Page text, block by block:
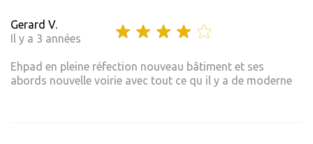
Gerard V.
Il y a 3 années
Ehpad en pleine réfection nouveau bâtiment et ses
abords nouvelle voirie avec tout ce qu il y a de moderne